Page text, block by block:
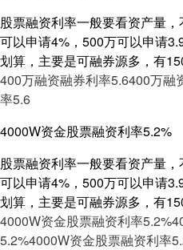
股票融资利率一般要看资产量
可以申请4%，500万可以申请
划算，主要是可融券源多，有
400万融资融券利率5.6400万融
率5.6
4000W资金股票融资利率5.2%
股票融资利率一般要看资产量
可以申请4%，500万可以申请
划算，主要是可融券源多，有
4000W资金股票融资利率5.2%
5.2%4000W资金股票融资利率